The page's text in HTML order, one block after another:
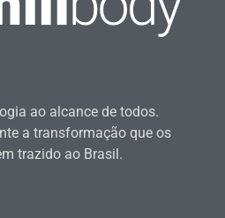
ao alcance de todos.
a transformação que os
trazido ao Brasil.